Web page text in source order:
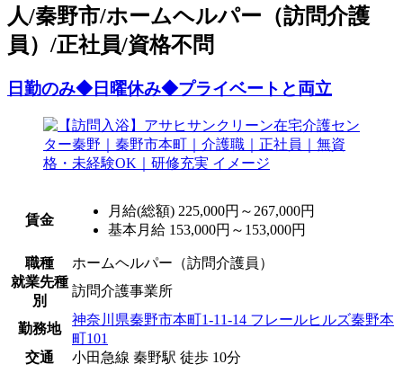
人/秦野市/ホームヘルパー（訪問介護
員）/正社員/資格不問
日勤のみ◆日曜休み◆プライベートと両立
賃金
月給(総額) 225,000円～267,000円
基本月給 153,000円～153,000円
職種
ホームヘルパー（訪問介護員）
就業先種
別
訪問介護事業所
勤務地
神奈川県秦野市本町1-11-14 フレールヒルズ秦野本
町101
交通
小田急線 秦野駅 徒歩 10分